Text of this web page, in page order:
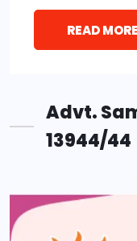
READ MORE
Advt.
13944/44